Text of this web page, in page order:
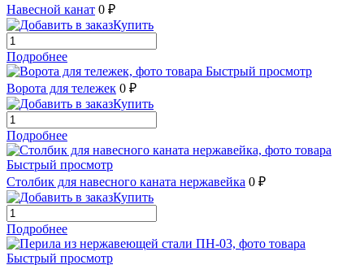
Навесной канат 0 ₽
Купить
Подробнее
Быстрый просмотр
Ворота для тележек 0 ₽
Купить
Подробнее
Быстрый просмотр
Столбик для навесного каната нержавейка 0 ₽
Купить
Подробнее
Быстрый просмотр